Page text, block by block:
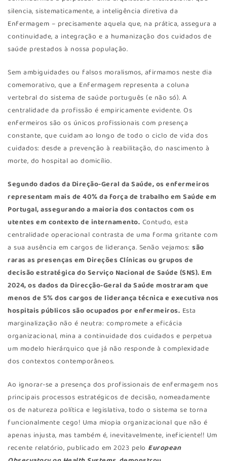
silencia, sistematicamente, a inteligência diretiva da
Enfermagem – precisamente aquela que, na prática, assegura a
continuidade, a integração e a humanização dos cuidados de
saúde prestados à nossa população.
Sem ambiguidades ou falsos moralismos, afirmamos neste dia
comemorativo, que a Enfermagem representa a coluna
vertebral do sistema de saúde português (e não só). A
centralidade da profissão é empiricamente evidente. Os
enfermeiros são os únicos profissionais com presença
constante, que cuidam ao longo de todo o ciclo de vida dos
cuidados: desde a prevenção à reabilitação, do nascimento à
morte, do hospital ao domicílio.
Segundo dados da Direção-Geral da Saúde, os enfermeiros
representam mais de 40% da força de trabalho em Saúde em
Portugal, assegurando a maioria dos contactos com os
utentes em contexto de internamento. Contudo, esta
centralidade operacional contrasta de uma forma gritante com
a sua ausência em cargos de liderança. Senão vejamos: são
raras as presenças em Direções Clínicas ou grupos de
decisão estratégica do Serviço Nacional de Saúde (SNS). Em
2024, os dados da Direcção-Geral da Saúde mostraram que
menos de 5% dos cargos de liderança técnica e executiva nos
hospitais públicos são ocupados por enfermeiros. Esta
marginalização não é neutra: compromete a eficácia
organizacional, mina a continuidade dos cuidados e perpetua
um modelo hierárquico que já não responde à complexidade
dos contextos contemporâneos.
Ao ignorar-se a presença dos profissionais de enfermagem nos
principais processos estratégicos de decisão, nomeadamente
os de natureza política e legislativa, todo o sistema se torna
funcionalmente cego! Uma miopia organizacional que não é
apenas injusta, mas também é, inevitavelmente, ineficiente!! Um
recente relatório, publicado em 2023 pelo European